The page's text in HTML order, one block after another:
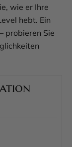
wie er Ihre
hebt. Ein
probieren Sie